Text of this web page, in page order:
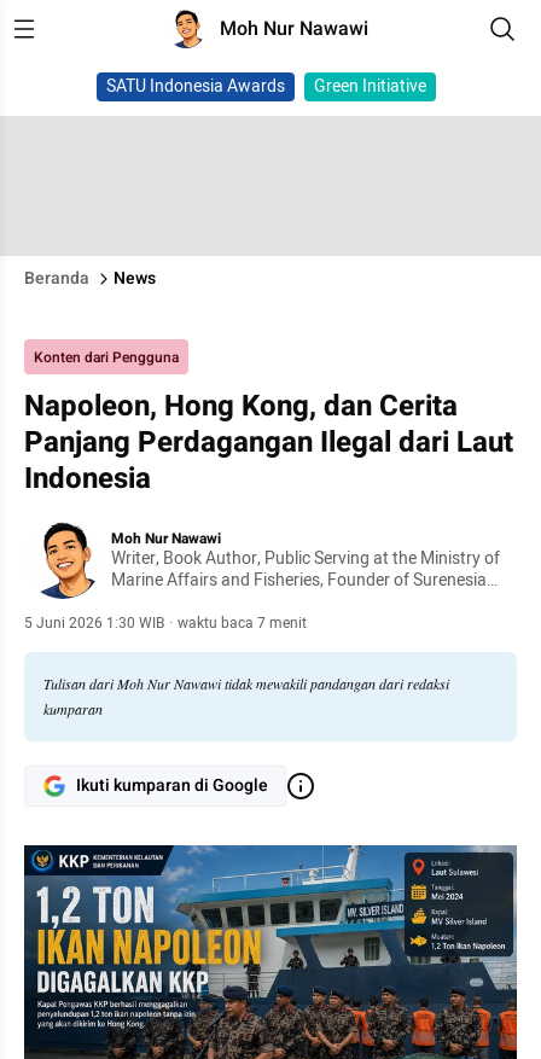
Moh Nur Nawawi
SATU Indonesia Awards Green Initiative
Beranda News
Konten dari Pengguna
Napoleon, Hong Kong, dan Cerita
Panjang Perdagangan Ilegal dari Laut
Indonesia
Moh Nur Nawawi
Writer, Book Author, Public Serving at the Ministry of
Marine Affairs and Fisheries, Founder of Surenesia
institutional statements).
5 Juni 2026 1:30 WIB · waktu baca 7 menit
Tulisan dari Moh Nur Nawawi tidak mewakili pandangan dari redaksi
kumparan
Ikuti kumparan di Google